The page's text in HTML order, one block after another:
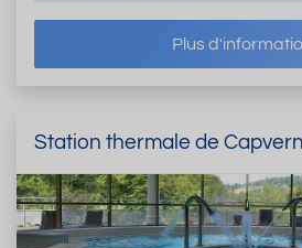
Plus
Station thermale de